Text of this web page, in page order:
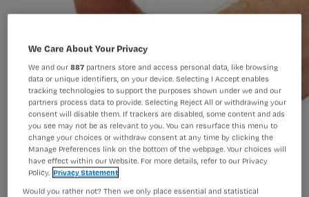
We Care About Your Privacy
We and our887 partners store and access personal data, like browsing
data or unique identifiers, on your device. Selecting I Accept enables
tracking technologies to support the purposes shown under we and our
partners process data to provide. Selecting Reject All or withdrawing your
consent will disable them. If trackers are disabled, some content and ads
you see may not be as relevant to you. You can resurface this menu to
change your choices or withdraw consent at any time by clicking the
Manage Preferences link on the bottom of the webpage. Your choices will
have effect within our Website. For more details, refer to our Privacy
Policy. Privacy Statement
Would you rather not? Then we only place essential and statistical